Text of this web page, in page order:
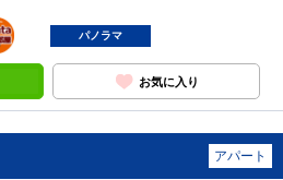
タ
パノラマ
お気に入り
アパート